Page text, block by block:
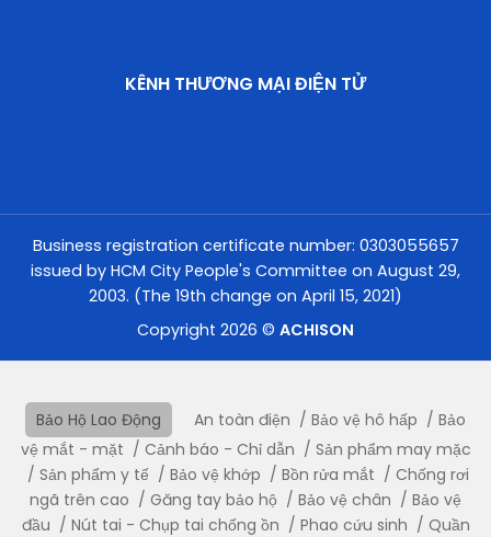
KÊNH THƯƠNG MẠI ĐIỆN TỬ
Business registration certificate number: 0303055657
issued by HCM City People's Committee on August 29,
2003. (The 19th change on April 15, 2021)
Copyright 2026 © ACHISON
Bảo Hộ Lao Động An toàn điện Bảo vệ hô hấp
Bảo
vệ mắt - mặt
Cảnh báo - Chỉ dẫn
Sản phẩm may mặc
Sản phẩm y tế
Bảo vệ khớp Bồn rửa mắt
Chống rơi
ngã trên cao
Găng tay bảo hộ Bảo vệ chân
Bảo vệ
đầu
Nút tai - Chụp tai chống ồn Phao cứu sinh
Quần